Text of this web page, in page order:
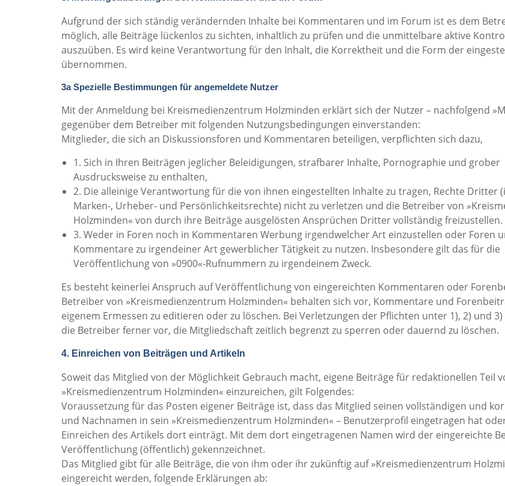
Aufgrund der sich ständig verändernden Inhalte bei Kommentaren und im Forum ist es dem
möglich, alle Beiträge lückenlos zu sichten, inhaltlich zu prüfen und die unmittelbare aktive
auszuüben. Es wird keine Verantwortung für den Inhalt, die Korrektheit und die Form der
übernommen.
3a Spezielle Bestimmungen für angemeldete Nutzer
Mit der Anmeldung bei Kreismedienzentrum Holzminden erklärt sich der Nutzer – nachfolgend
gegenüber dem Betreiber mit folgenden Nutzungsbedingungen einverstanden:
Mitglieder, die sich an Diskussionsforen und Kommentaren beteiligen, verpflichten sich dazu,
1. Sich in Ihren Beiträgen jeglicher Beleidigungen, strafbarer Inhalte, Pornographie und grober
Ausdrucksweise zu enthalten,
2. Die alleinige Verantwortung für die von ihnen eingestellten Inhalte zu tragen, Rechte Dritter
Marken-, Urheber- und Persönlichkeitsrechte) nicht zu verletzen und die Betreiber von
Holzminden« von durch ihre Beiträge ausgelösten Ansprüchen Dritter vollständig freizustellen.
3. Weder in Foren noch in Kommentaren Werbung irgendwelcher Art einzustellen oder Foren
Kommentare zu irgendeiner Art gewerblicher Tätigkeit zu nutzen. Insbesondere gilt das für die
Veröffentlichung von »0900«-Rufnummern zu irgendeinem Zweck.
Es besteht keinerlei Anspruch auf Veröffentlichung von eingereichten Kommentaren oder
Betreiber von »Kreismedienzentrum Holzminden« behalten sich vor, Kommentare und
eigenem Ermessen zu editieren oder zu löschen. Bei Verletzungen der Pflichten unter 1), 2) und
die Betreiber ferner vor, die Mitgliedschaft zeitlich begrenzt zu sperren oder dauernd zu löschen.
4. Einreichen von Beiträgen und Artikeln
Soweit das Mitglied von der Möglichkeit Gebrauch macht, eigene Beiträge für redaktionellen Teil
»Kreismedienzentrum Holzminden« einzureichen, gilt Folgendes:
Voraussetzung für das Posten eigener Beiträge ist, dass das Mitglied seinen vollständigen und
und Nachnamen in sein »Kreismedienzentrum Holzminden« – Benutzerprofil eingetragen hat
Einreichen des Artikels dort einträgt. Mit dem dort eingetragenen Namen wird der eingereichte
Veröffentlichung (öffentlich) gekennzeichnet.
Das Mitglied gibt für alle Beiträge, die von ihm oder ihr zukünftig auf »Kreismedienzentrum
eingereicht werden, folgende Erklärungen ab: